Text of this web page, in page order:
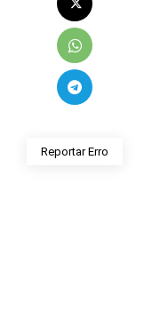
Reportar Erro